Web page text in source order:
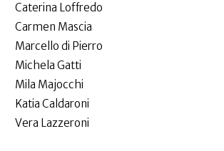
Caterina Loffredo
Carmen Mascia
Marcello di Pierro
Michela Gatti
Mila Majocchi
Katia Caldaroni
Vera Lazzeroni